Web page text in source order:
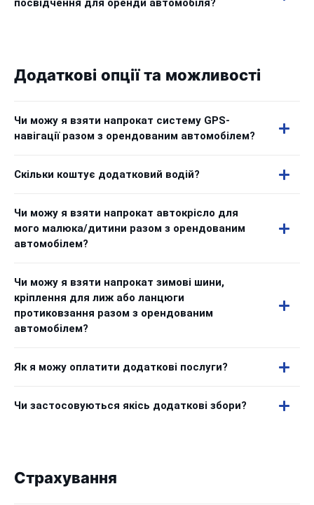
посвідчення для оренди автомобіля?
Додаткові опції та можливості
Чи можу я взяти напрокат систему GPS-
навігації разом з орендованим автомобілем?
Скільки коштує додатковий водій?
Чи можу я взяти напрокат автокрісло для
мого малюка/дитини разом з орендованим
автомобілем?
Чи можу я взяти напрокат зимові шини,
кріплення для лиж або ланцюги
протиковзання разом з орендованим
автомобілем?
Як я можу оплатити додаткові послуги?
Чи застосовуються якісь додаткові збори?
Страхування